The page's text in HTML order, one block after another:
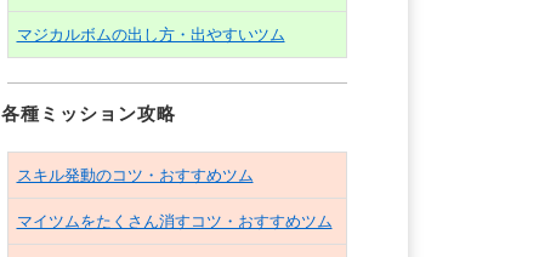
マジカルボムの出し方・出やすいツム
各種ミッション攻略
スキル発動のコツ・おすすめツム
マイツムをたくさん消すコツ・おすすめツム